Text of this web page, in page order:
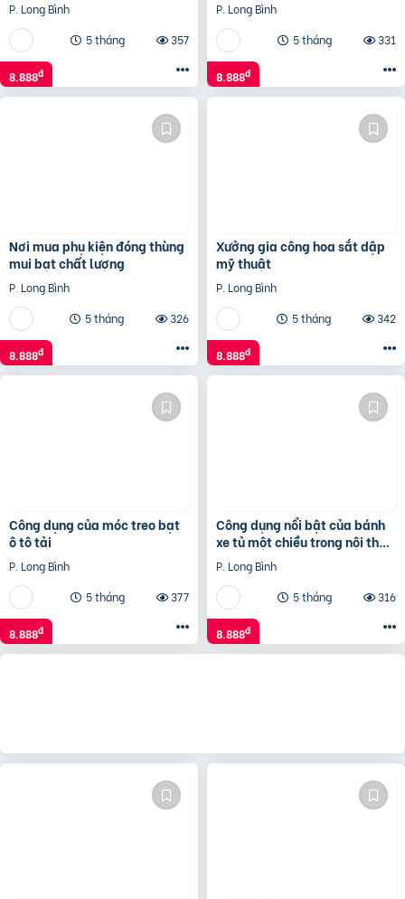
P. Long Bình
5 tháng
357
8.888đ
P. Long Bình
5 tháng
331
8.888đ
Nơi mua phụ kiện đóng thùng
mui bạt chất lượng
P. Long Bình
5 tháng
326
8.888đ
Xưởng gia công hoa sắt dập
mỹ thuật
P. Long Bình
5 tháng
342
8.888đ
Công dụng của móc treo bạt
ô tô tải
P. Long Bình
5 tháng
377
8.888đ
Công dụng nổi bật của bánh
xe tủ một chiều trong nội thất
hiện đại
P. Long Bình
5 tháng
316
8.888đ